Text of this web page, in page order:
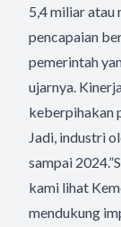
5,4 miliar atau
pencapaian
pemerintah
ujarnya.
keberpihakan
Jadi, industri
sampai
kami lihat
mendukung